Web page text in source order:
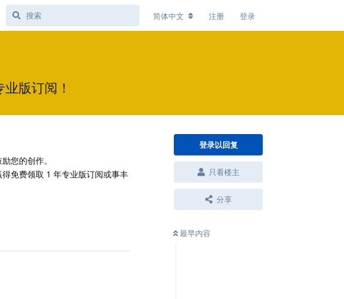
简体中文 注册 登录
版订阅！
登录以回复
只看楼主
分享
最早内容
您的创作。
免费领取 1 年专业版订阅或事丰